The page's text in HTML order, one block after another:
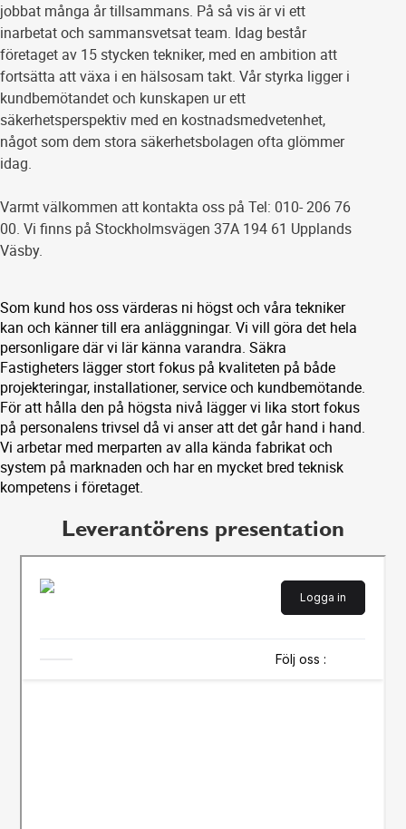
jobbat många år tillsammans. På så vis är vi ett
inarbetat och sammansvetsat team. Idag består
företaget av 15 stycken tekniker, med en ambition att
fortsätta att växa i en hälsosam takt. Vår styrka ligger i
kundbemötandet och kunskapen ur ett
säkerhetsperspektiv med en kostnadsmedvetenhet,
något som dem stora säkerhetsbolagen ofta glömmer
idag.
Varmt välkommen att kontakta oss på Tel: 010- 206 76
00. Vi finns på Stockholmsvägen 37A 194 61 Upplands
Väsby.
Som kund hos oss värderas ni högst och våra tekniker
kan och känner till era anläggningar. Vi vill göra det hela
personligare där vi lär känna varandra. Säkra
Fastigheters lägger stort fokus på kvaliteten på både
projekteringar, installationer, service och kundbemötande.
För att hålla den på högsta nivå lägger vi lika stort fokus
på personalens trivsel då vi anser att det går hand i hand.
Vi arbetar med merparten av alla kända fabrikat och
system på marknaden och har en mycket bred teknisk
kompetens i företaget.
Leverantörens presentation